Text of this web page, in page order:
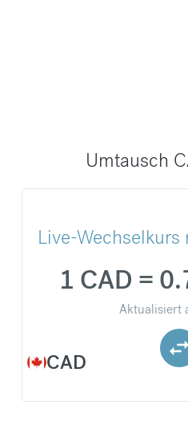
Umtausch
Live-
CAD
1 CAD =
Aktualisiert